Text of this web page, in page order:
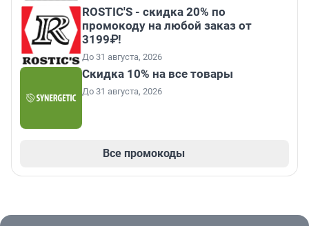
ROSTIC'S - скидка 20% по
промокоду на любой заказ от
3199₽!
До 31 августа, 2026
Скидка 10% на все товары
До 31 августа, 2026
Все промокоды